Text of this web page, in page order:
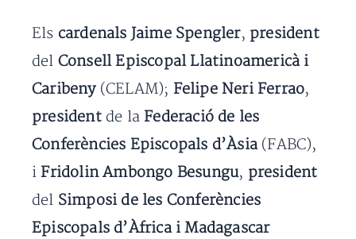
Els cardenals Jaime Spengler, president
del Consell Episcopal Llatinoamericà i
Caribeny(CELAM); Felipe Neri Ferrao,
president de la Federació de les
Conferències Episcopals d’Àsia(FABC),
i Fridolin Ambongo Besungu, president
del Simposi de les Conferències
Episcopals d’Àfrica i Madagascar